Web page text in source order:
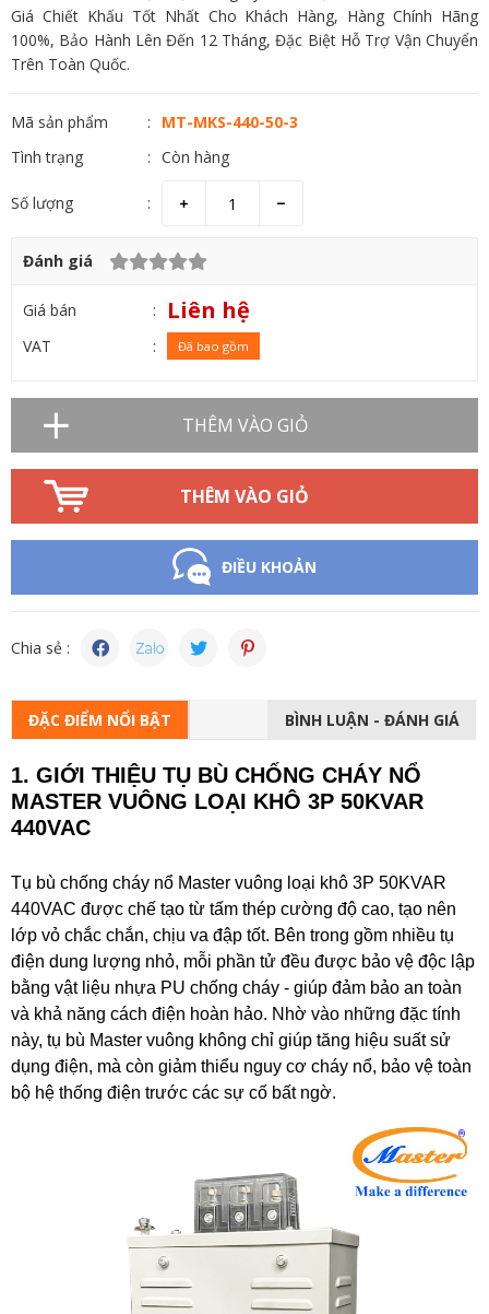
Giá Chiết Khấu Tốt Nhất Cho Khách Hàng, Hàng Chính Hãng
100%, Bảo Hành Lên Đến 12 Tháng, Đặc Biệt Hỗ Trợ Vận Chuyển
Trên Toàn Quốc.
Mã sản phẩm
MT-MKS-440-50-3
Tình trạng
Còn hàng
Số lượng
Đánh giá
Giá bán Liên hệ
VAT Đã bao gồm
THÊM VÀO GIỎ
THÊM VÀO GIỎ
ĐIỀU KHOẢN
Chia sẻ :
ĐẶC ĐIỂM NỔI BẬT BÌNH LUẬN - ĐÁNH GIÁ
1. GIỚI THIỆU TỤ BÙ CHỐNG CHÁY NỔ
MASTER VUÔNG LOẠI KHÔ 3P 50KVAR
440VAC
Tụ bù chống cháy nổ Master vuông loại khô 3P 50KVAR
440VAC được chế tạo từ tấm thép cường độ cao, tạo nên
lớp vỏ chắc chắn, chịu va đập tốt. Bên trong gồm nhiều tụ
điện dung lượng nhỏ, mỗi phần tử đều được bảo vệ độc lập
bằng vật liệu nhựa PU chống cháy - giúp đảm bảo an toàn
và khả năng cách điện hoàn hảo. Nhờ vào những đặc tính
này, tụ bù Master vuông không chỉ giúp tăng hiệu suất sử
dụng điện, mà còn giảm thiểu nguy cơ cháy nổ, bảo vệ toàn
bộ hệ thống điện trước các sự cố bất ngờ.